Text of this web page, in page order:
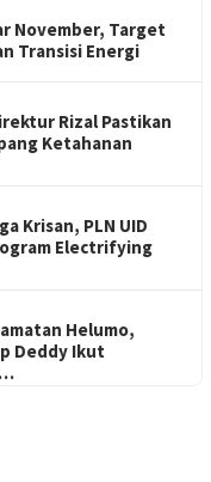
November, Target
Transisi Energi
Rizal Pastikan
Ketahanan
Krisan, PLN UID
Electrifying
Helumo,
Deddy Ikut